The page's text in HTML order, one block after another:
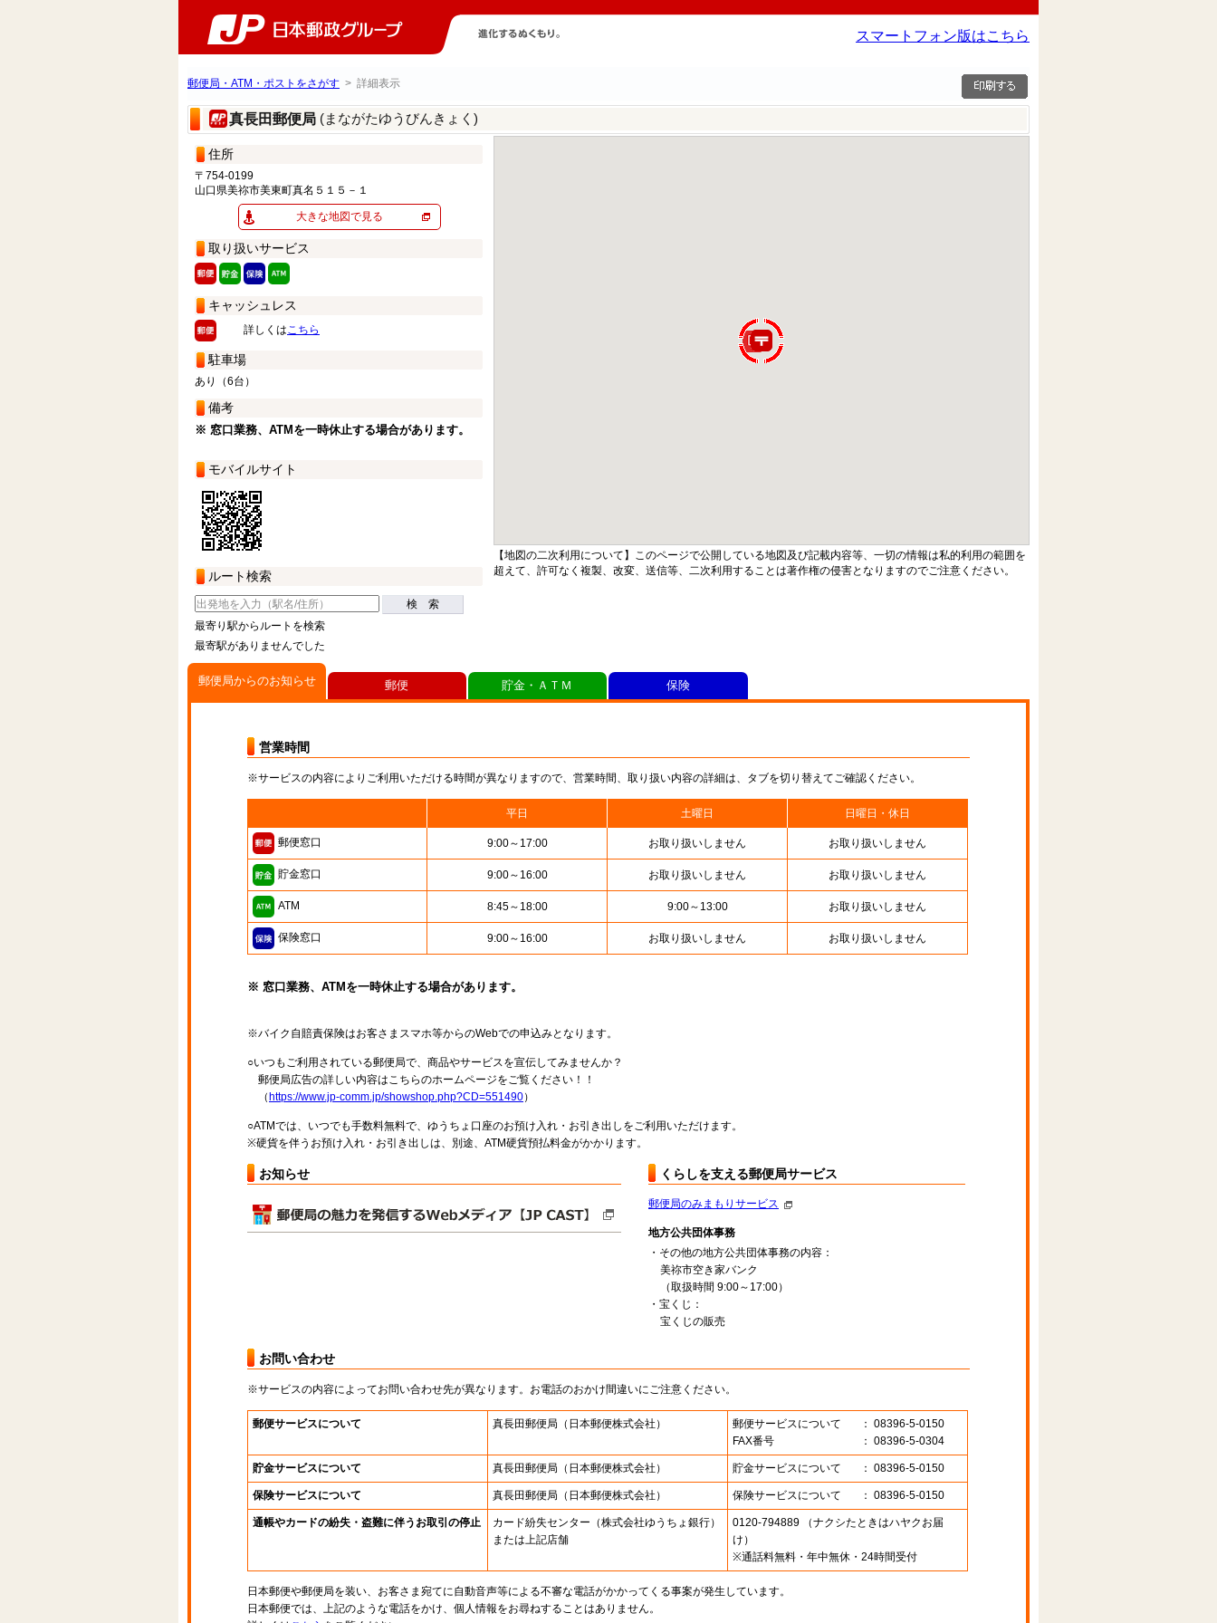
スマートフォン版はこちら
郵便局・ATM・ポストをさがす > 詳細表示
真長田郵便局 (まながたゆうびんきょく)
住所
〒754-0199
山口県美祢市美東町真名５１５－１
大きな地図で見る
取り扱いサービス
キャッシュレス
詳しくはこちら
駐車場
あり（6台）
備考
※ 窓口業務、ATMを一時休止する場合があります。
モバイルサイト
ルート検索
検 索
最寄り駅からルートを検索
最寄駅がありませんでした
【地図の二次利用について】このページで公開している地図及び記載内容等、一切の情報は私的利用の範囲を
超えて、許可なく複製、改変、送信等、二次利用することは著作権の侵害となりますのでご注意ください。
郵便局からのお知らせ
営業時間
※サービスの内容によりご利用いただける時間が異なりますので、営業時間、取り扱い内容の詳細は、タブを切り替えてご確認ください。
平日 土曜日 日曜日・休日
郵便窓口 9:00～17:00 お取り扱いしません お取り扱いしません
貯金窓口 9:00～16:00 お取り扱いしません お取り扱いしません
ATM 8:45～18:00 9:00～13:00 お取り扱いしません
保険窓口 9:00～16:00 お取り扱いしません お取り扱いしません
※ 窓口業務、ATMを一時休止する場合があります。
※バイク自賠責保険はお客さまスマホ等からのWebでの申込みとなります。
○いつもご利用されている郵便局で、商品やサービスを宣伝してみませんか？
郵便局広告の詳しい内容はこちらのホームページをご覧ください！！
（ https://www.jp-comm.jp/showshop.php?CD=551490）
○ATMでは、いつでも手数料無料で、ゆうちょ口座のお預け入れ・お引き出しをご利用いただけます。
※硬貨を伴うお預け入れ・お引き出しは、別途、ATM硬貨預払料金がかかります。
お知らせ くらしを支える郵便局サービス
郵便局のみまもりサービス
地方公共団体事務
・その他の地方公共団体事務の内容：
美祢市空き家バンク
（取扱時間 9:00～17:00）
・宝くじ：
宝くじの販売
お問い合わせ
※サービスの内容によってお問い合わせ先が異なります。お電話のおかけ間違いにご注意ください。
郵便サービスについて 真長田郵便局 （日本郵便株式会社） 郵便サービスについて
： 08396-5-0150
FAX番号
： 08396-5-0304
貯金サービスについて 真長田郵便局 （日本郵便株式会社） 貯金サービスについて ： 08396-5-0150
保険サービスについて 真長田郵便局 （日本郵便株式会社） 保険サービスについて ： 08396-5-0150
通帳やカードの紛失・盗難に伴うお取引の停止 カード紛失センター （株式会社ゆうちょ銀行）
または上記店舗
0120-794889 （ナクシたときはハヤクお届
け）
※通話料無料・年中無休・24時間受付
日本郵便や郵便局を装い、お客さま宛てに自動音声等による不審な電話がかかってくる事案が発生しています。
日本郵便では、上記のような電話をかけ、個人情報をお尋ねすることはありません。
郵便 貯金・ＡＴＭ 保険